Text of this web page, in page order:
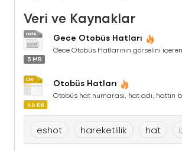
Veri ve Kaynaklar
Gece Otobüs Hatları
Gece Otobüs Hatlarının görselini
5 MB
Otobüs Hatları
Otobüs hat numarası, hat adı, hattın
46 KB
eshot hareketlilik hat